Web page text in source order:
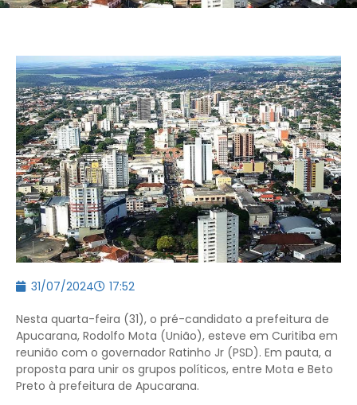
31/07/2024 17:52
Nesta quarta-feira (31), o pré-candidato a prefeitura de
Apucarana, Rodolfo Mota (União), esteve em Curitiba em
reunião com o governador Ratinho Jr (PSD). Em pauta, a
proposta para unir os grupos políticos, entre Mota e Beto
Preto à prefeitura de Apucarana.